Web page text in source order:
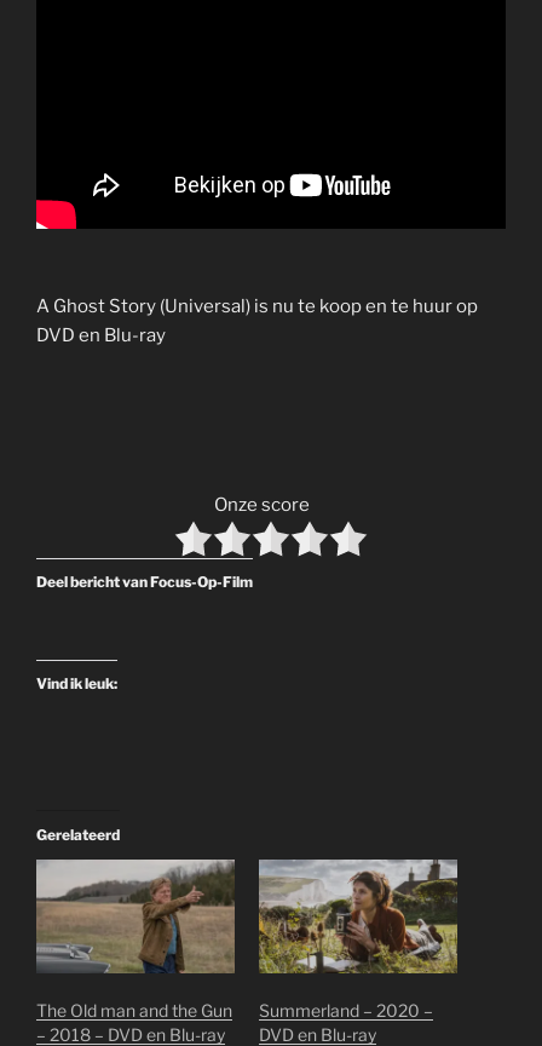
A Ghost Story (Universal) is nu te koop en te huur op
DVD en Blu-ray
Onze score
Deel bericht van Focus-Op-Film
Vind ik leuk:
Gerelateerd
The Old man and the Gun
– 2018 – DVD en Blu-ray
Summerland – 2020 –
DVD en Blu-ray